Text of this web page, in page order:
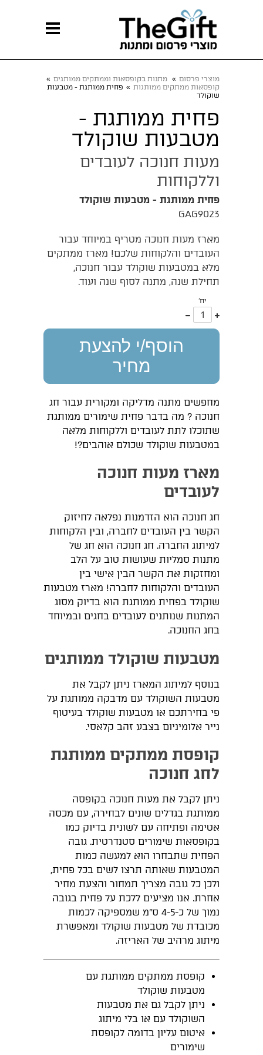
מוצרי פרסום » מתנות בקופסאות וממתקים ממותגים »
קופסאות ממתקים ממותגות » פחית ממותגת - מטבעות
שוקולד
פחית ממותגת -
מטבעות שוקולד
מעות חנוכה לעובדים
וללקוחות
פחית ממותגת - מטבעות שוקולד
GAG9023
מארז מעות חנוכה מטריף במיוחד עבור
העובדים והלקוחות שלכם! מארז ממתקים
מלא במטבעות שוקולד עבור חנוכה,
תחילת שנה, מתנה לסוף שנה ועוד.
יח'
עוד
אחד
הוסף/י להצעת
מחיר
מחפשים מתנה מדליקה ומקורית עבור חג
חנוכה ? מה בדבר פחית שימורים ממותגת
שתוכלו לתת לעובדים וללקוחות מלאה
במטבעות שוקולד שכולם אוהבים?!
מארז מעות חנוכה
לעובדים
חג חנוכה הוא הזדמנות נפלאה לחיזוק
הקשר בין העובדים לחברה, ובין הלקוחות
למיתוג החברה. חג חנוכה הוא חג של
מתנות סמליות שעושות טוב על הלב
ומחזקות את הקשר הבין אישי בין
העובדים והלקוחות לחברה! מארז מטבעות
שוקולד בפחית ממותגת הוא בדיוק מסוג
המתנות שנותנים לעובדים בחגים ובמיוחד
בחג החנוכה.
מטבעות שוקולד ממותגים
בנוסף למיתוג המארז ניתן לקבל את
מטבעות השוקולד עם מדבקה ממותגת על
פי בחירתכם או מטבעות שוקולד בעיטוף
נייר אלומיניום בצבע זהב קלאסי.
קופסת ממתקים ממותגת
לחג חנוכה
ניתן לקבל את מעות חנוכה בקופסה
ממותגת בגדלים שונים לבחירה, עם מכסה
אטימה ופתיחה עם לשונית בדיוק כמו
בקופסאות שימורים סטנדרטית. גובה
הפחית שתבחרו הוא למעשה כמות
המטבעות שאותה תרצו לשים בכל פחית,
ולכן כל גובה מצריך תמחור והצעת מחיר
אחרת. אנו מציעים ללכת על פחית בגובה
נמוך של כ-4-5 ס"מ שמספיקה לכמות
מכובדת של מטבעות שוקולד ומאפשרת
מיתוג מרהיב של האריזה.
קופסת ממתקים ממותגת עם
מטבעות שוקולד
ניתן לקבל גם את מטבעות
השוקולד עם או בלי מיתוג
איטום עליון בדומה לקופסת
שימורים